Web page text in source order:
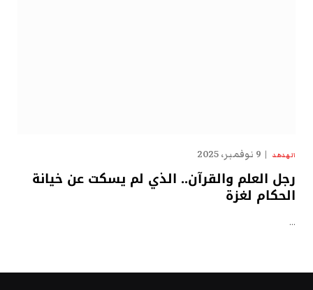
الهدهد 9 نوفمبر، 2025
رجل العلم والقرآن.. الذي لم يسكت عن خيانة
الحكام لغزة
…